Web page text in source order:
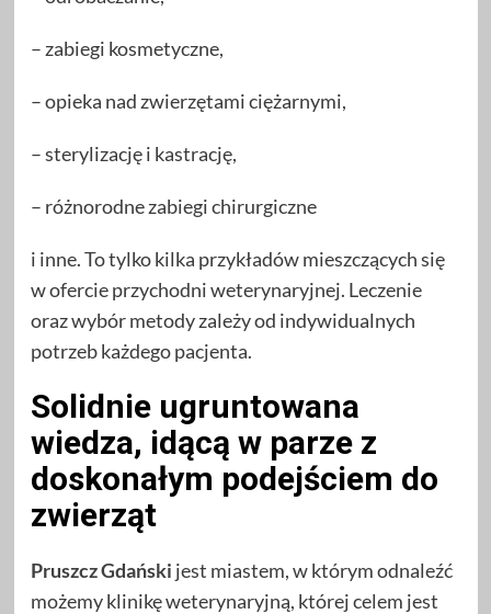
– zabiegi kosmetyczne,
– opieka nad zwierzętami ciężarnymi,
– sterylizację i kastrację,
– różnorodne zabiegi chirurgiczne
i inne. To tylko kilka przykładów mieszczących się
w ofercie przychodni weterynaryjnej. Leczenie
oraz wybór metody zależy od indywidualnych
potrzeb każdego pacjenta.
Solidnie ugruntowana
wiedza, idącą w parze z
doskonałym podejściem do
zwierząt
Pruszcz Gdański jest miastem, w którym odnaleźć
możemy klinikę weterynaryjną, której celem jest